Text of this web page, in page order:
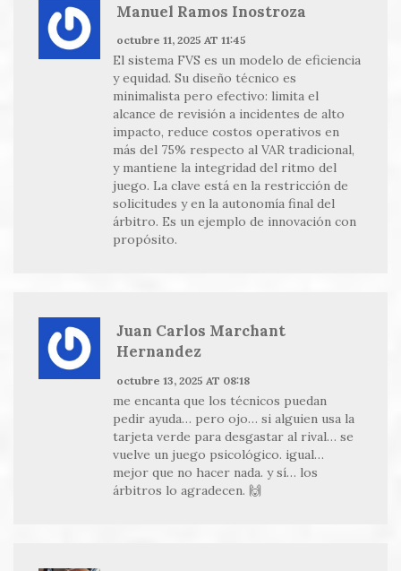
Manuel Ramos Inostroza
octubre 11, 2025 AT 11:45
El sistema FVS es un modelo de eficiencia
y equidad. Su diseño técnico es
minimalista pero efectivo: limita el
alcance de revisión a incidentes de alto
impacto, reduce costos operativos en
más del 75% respecto al VAR tradicional,
y mantiene la integridad del ritmo del
juego. La clave está en la restricción de
solicitudes y en la autonomía final del
árbitro. Es un ejemplo de innovación con
propósito.
Juan Carlos Marchant
Hernandez
octubre 13, 2025 AT 08:18
me encanta que los técnicos puedan
pedir ayuda… pero ojo… si alguien usa la
tarjeta verde para desgastar al rival… se
vuelve un juego psicológico. igual…
mejor que no hacer nada. y sí… los
árbitros lo agradecen. 🙌